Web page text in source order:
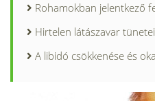
Rohamokban jelentkező
Hirtelen látászavar tünetei
A libidó csökkenése és